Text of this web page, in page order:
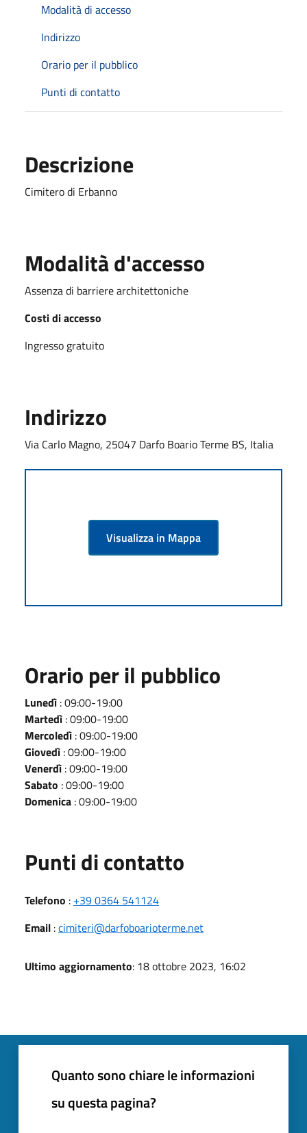
Modalità di accesso
Indirizzo
Orario per il pubblico
Punti di contatto
Descrizione
Cimitero di Erbanno
Modalità d'accesso
Assenza di barriere architettoniche
Costi di accesso
Ingresso gratuito
Indirizzo
Via Carlo Magno, 25047 Darfo Boario Terme BS, Italia
Visualizza in Mappa
Orario per il pubblico
Lunedì : 09:00-19:00
Martedì : 09:00-19:00
Mercoledì : 09:00-19:00
Giovedì : 09:00-19:00
Venerdì : 09:00-19:00
Sabato : 09:00-19:00
Domenica : 09:00-19:00
Punti di contatto
Telefono : +39 0364 541124
Email :cimiteri@darfoboarioterme.net
Ultimo aggiornamento: 18 ottobre 2023, 16:02
Quanto sono chiare le informazioni
su questa pagina?